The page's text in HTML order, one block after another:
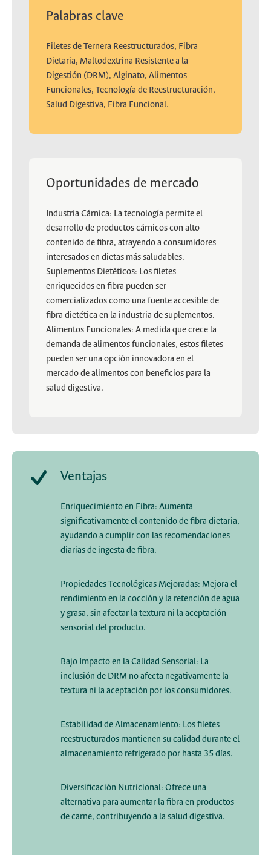
Palabras clave
Filetes de Ternera Reestructurados, Fibra
Dietaria, Maltodextrina Resistente a la
Digestión (DRM), Alginato, Alimentos
Funcionales, Tecnología de Reestructuración,
Salud Digestiva, Fibra Funcional.
Oportunidades de mercado
Industria Cárnica: La tecnología permite el
desarrollo de productos cárnicos con alto
contenido de fibra, atrayendo a consumidores
interesados en dietas más saludables.
Suplementos Dietéticos: Los filetes
enriquecidos en fibra pueden ser
comercializados como una fuente accesible de
fibra dietética en la industria de suplementos.
Alimentos Funcionales: A medida que crece la
demanda de alimentos funcionales, estos filetes
pueden ser una opción innovadora en el
mercado de alimentos con beneficios para la
salud digestiva.
Ventajas
Enriquecimiento en Fibra: Aumenta
significativamente el contenido de fibra dietaria,
ayudando a cumplir con las recomendaciones
diarias de ingesta de fibra.
Propiedades Tecnológicas Mejoradas: Mejora el
rendimiento en la cocción y la retención de agua
y grasa, sin afectar la textura ni la aceptación
sensorial del producto.
Bajo Impacto en la Calidad Sensorial: La
inclusión de DRM no afecta negativamente la
textura ni la aceptación por los consumidores.
Estabilidad de Almacenamiento: Los filetes
reestructurados mantienen su calidad durante el
almacenamiento refrigerado por hasta 35 días.
Diversificación Nutricional: Ofrece una
alternativa para aumentar la fibra en productos
de carne, contribuyendo a la salud digestiva.